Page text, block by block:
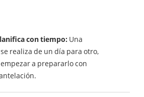
con tiempo: Una
realiza de un día para otro,
a prepararlo con